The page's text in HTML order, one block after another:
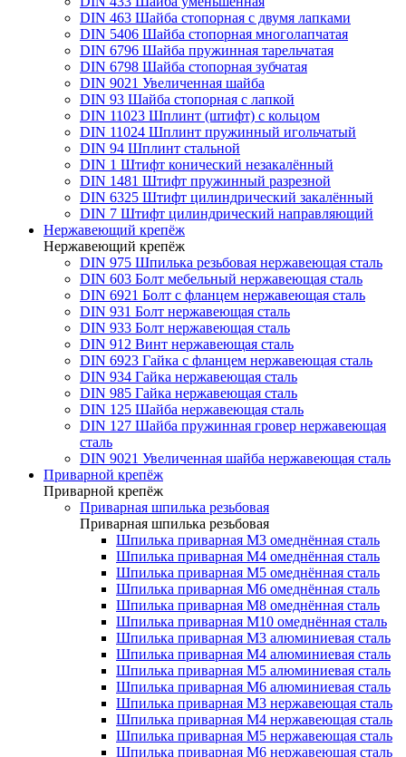
DIN 463 Шайба стопорная с двумя лапками
DIN 5406 Шайба стопорная многолапчатая
DIN 6796 Шайба пружинная тарельчатая
DIN 6798 Шайба стопорная зубчатая
DIN 9021 Увеличенная шайба
DIN 93 Шайба стопорная с лапкой
DIN 11023 Шплинт (штифт) с кольцом
DIN 11024 Шплинт пружинный игольчатый
DIN 94 Шплинт стальной
DIN 1 Штифт конический незакалённый
DIN 1481 Штифт пружинный разрезной
DIN 6325 Штифт цилиндрический закалённый
DIN 7 Штифт цилиндрический направляющий
Нержавеющий крепёж
Нержавеющий крепёж
DIN 975 Шпилька резьбовая нержавеющая сталь
DIN 603 Болт мебельный нержавеющая сталь
DIN 6921 Болт с фланцем нержавеющая сталь
DIN 931 Болт нержавеющая сталь
DIN 933 Болт нержавеющая сталь
DIN 912 Винт нержавеющая сталь
DIN 6923 Гайка с фланцем нержавеющая сталь
DIN 934 Гайка нержавеющая сталь
DIN 985 Гайка нержавеющая сталь
DIN 125 Шайба нержавеющая сталь
DIN 127 Шайба пружинная гровер нержавеющая
сталь
DIN 9021 Увеличенная шайба нержавеющая сталь
Приварной крепёж
Приварной крепёж
Приварная шпилька резьбовая
Приварная шпилька резьбовая
Шпилька приварная М3 омеднённая сталь
Шпилька приварная М4 омеднённая сталь
Шпилька приварная М5 омеднённая сталь
Шпилька приварная М6 омеднённая сталь
Шпилька приварная М8 омеднённая сталь
Шпилька приварная М10 омеднённая сталь
Шпилька приварная М3 алюминиевая сталь
Шпилька приварная М4 алюминиевая сталь
Шпилька приварная М5 алюминиевая сталь
Шпилька приварная М6 алюминиевая сталь
Шпилька приварная М3 нержавеющая сталь
Шпилька приварная М4 нержавеющая сталь
Шпилька приварная М5 нержавеющая сталь
Шпилька приварная М6 нержавеющая сталь